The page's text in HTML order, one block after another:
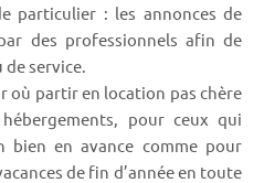
particulier : les annonces de
des professionnels afin de
service.
où partir en location pas chère
pour ceux qui
bien en avance comme pour
de fin d’année en toute